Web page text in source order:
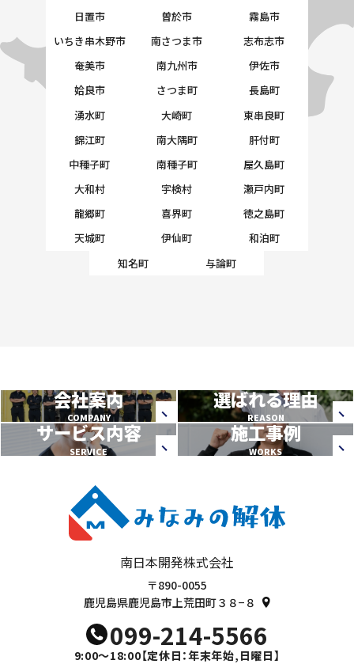
日置市
曽於市
霧島市
いちき串木野市
南さつま市
志布志市
奄美市
南九州市
伊佐市
姶良市
さつま町
長島町
湧水町
大崎町
東串良町
錦江町
南大隅町
肝付町
中種子町
南種子町
屋久島町
大和村
宇検村
瀬戸内町
龍郷町
喜界町
徳之島町
天城町
伊仙町
和泊町
知名町
与論町
会社案内
COMPANY
選ばれる理由
REASON
サービス内容
SERVICE
施工事例
WORKS
南日本開発株式会社
〒890-0055
鹿児島県鹿児島市上荒田町３８−８
099-214-5566
9:00～18:00【定休日：年末年始,日曜日】